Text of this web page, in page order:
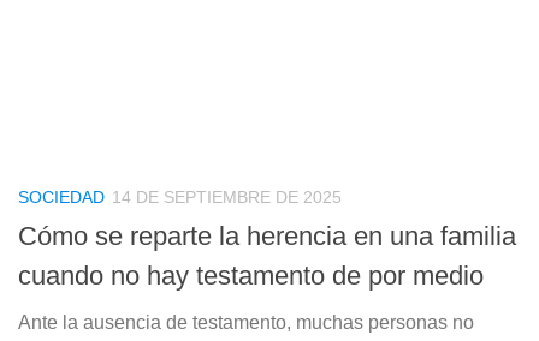
SOCIEDAD 14 DE SEPTIEMBRE DE 2025
Cómo se reparte la herencia en una familia
cuando no hay testamento de por medio
Ante la ausencia de testamento, muchas personas no